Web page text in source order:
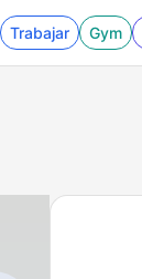
Trabajar Gym